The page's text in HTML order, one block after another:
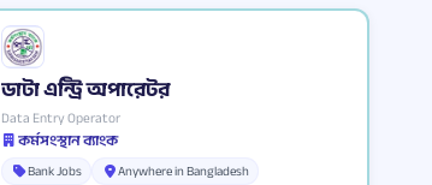
ডাটা এন্ট্রি অপারেটর
Data Entry Operator
কর্মসংস্থান ব্যাংক
Bank Jobs
Anywhere in Bangladesh